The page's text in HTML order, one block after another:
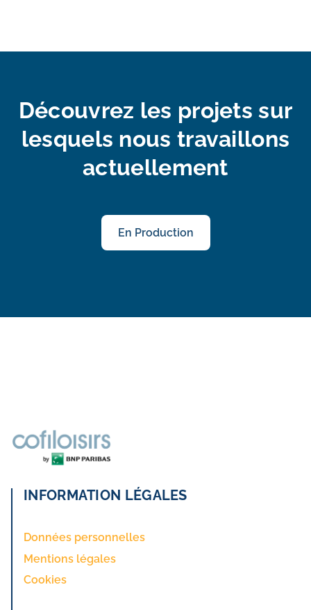
Découvrez les projets sur
lesquels nous travaillons
actuellement
En Production
INFORMATION LÉGALES
Données personnelles
Mentions légales
Cookies